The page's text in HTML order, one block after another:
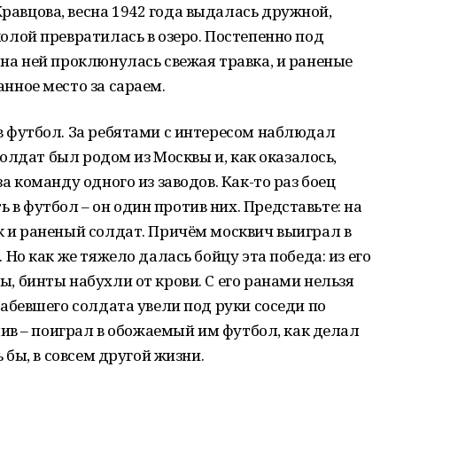
весна 1942 года выдалась дружной,
превратилась в озеро. Постепенно под
ней проклюнулась свежая травка, и раненые
место за сараем.
За ребятами с интересом наблюдал
был родом из Москвы и, как оказалось,
команду одного из заводов. Как-то раз боец
футбол – он один против них. Представьте: на
раненый солдат. Причём москвич выиграл в
как же тяжело далась бойцу эта победа: из его
бинты набухли от крови. С его ранами нельзя
солдата увели под руки соседи по
– поиграл в обожаемый им футбол, как делал
в совсем другой жизни.